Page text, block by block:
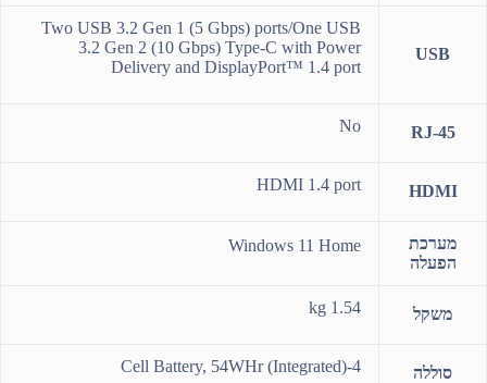
USB
Two USB 3.2 Gen 1 (5 Gbps) ports/One USB
3.2 Gen 2 (10 Gbps) Type-C with Power
Delivery and DisplayPort™ 1.4 port
RJ-45
No
HDMI
HDMI 1.4 port
מערכת
הפעלה
Windows 11 Home
משקל 1.54 kg
סוללה 4-Cell Battery, 54WHr (Integrated)